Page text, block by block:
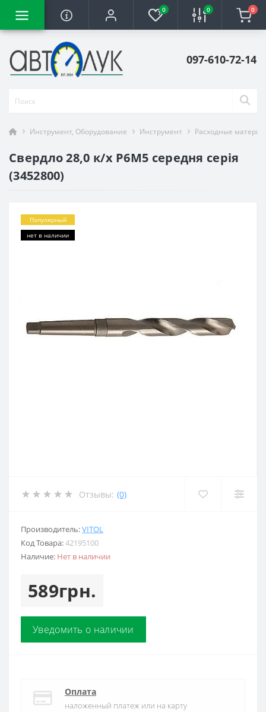
0 0 0
097-610-72-14
Инструмент, Оборудование Инструмент Расходные
Свердло 28,0 к/х Р6М5 середня серія
(3452800)
Популярный
нет в наличии
Отзывы: (0)
Производитель:VITOL
Код Товара:42195100
Наличие: Нет в наличии
589грн.
Уведомить о наличии
Оплата
наложенный платеж или на карту